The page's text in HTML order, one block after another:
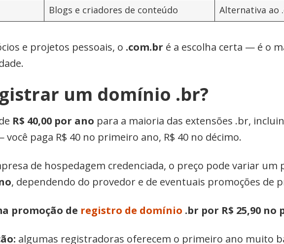
Blogs e criadores de conteúdo Alternativa ao
e projetos pessoais, o .com.br é a escolha certa — é o
um domínio .br?
R$ 40,00 por ano para a maioria das extensões .br,
paga R$ 40 no primeiro ano, R$ 40 no décimo.
de hospedagem credenciada, o preço pode variar um
, dependendo do provedor e de eventuais promoções de
promoção de registro de domínio .br por R$ 25,90
algumas registradoras oferecem o primeiro ano muito